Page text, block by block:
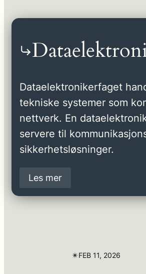
Dataelektronikerfaget
tekniske systemer som
nettverk. En
servere til
sikkerhetsløsninger.
Les mer
✴︎FEB 11, 2026